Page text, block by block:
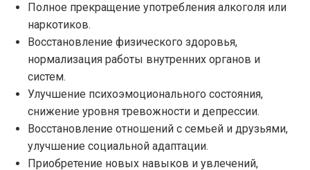
Полное прекращение употребления алкоголя или
наркотиков.
Восстановление физического здоровья,
нормализация работы внутренних органов и
систем.
Улучшение психоэмоционального состояния,
снижение уровня тревожности и депрессии.
Восстановление отношений с семьей и друзьями,
улучшение социальной адаптации.
Приобретение новых навыков и увлечений,